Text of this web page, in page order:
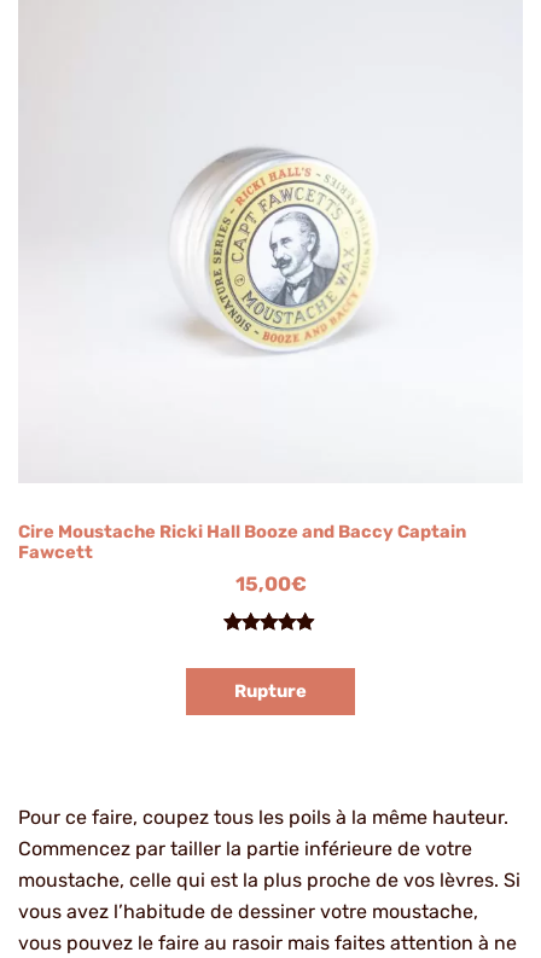
Cire Moustache Ricki Hall Booze and Baccy Captain
Fawcett
15,00€
basé sur
Rupture
Pour ce faire, coupez tous les poils à la même hauteur.
Commencez par tailler la partie inférieure de votre
moustache, celle qui est la plus proche de vos lèvres. Si
vous avez l’habitude de dessiner votre moustache,
vous pouvez le faire au rasoir mais faites attention à ne